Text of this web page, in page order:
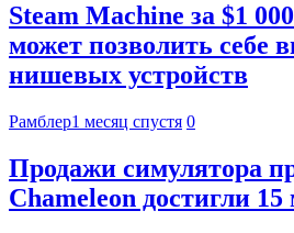
Steam Machine за $1
может позволить себе
нишевых устройств
Рамблер1 месяц спустя 0
Продажи симулятора
Chameleon достигли